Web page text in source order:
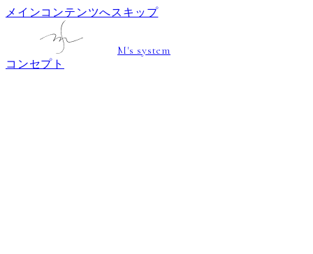
メインコンテンツへスキップ
M's system
コンセプト